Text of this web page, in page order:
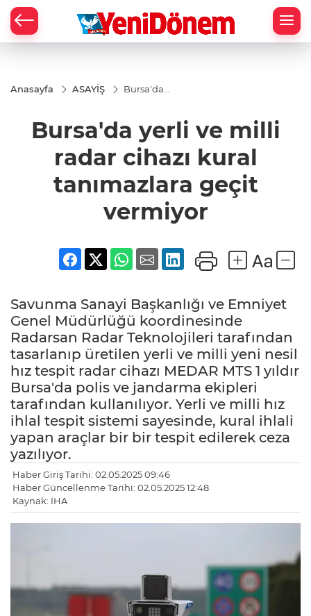
Anasayfa ASAYİŞ
Bursa'da
tanımazlara
geçit
vermiyor
Bursa'da yerli ve milli
radar cihazı kural
tanımazlara geçit
vermiyor
Savunma Sanayi Başkanlığı ve Emniyet
Genel Müdürlüğü koordinesinde
Radarsan Radar Teknolojileri tarafından
tasarlanıp üretilen yerli ve milli yeni nesil
hız tespit radar cihazı MEDAR MTS 1 yıldır
Bursa'da polis ve jandarma ekipleri
tarafından kullanılıyor. Yerli ve milli hız
ihlal tespit sistemi sayesinde, kural ihlali
yapan araçlar bir bir tespit edilerek ceza
yazılıyor.
Haber Giriş Tarihi: 02.05.2025 09:46
Haber Güncellenme Tarihi: 02.05.2025 12:48
Kaynak: İHA